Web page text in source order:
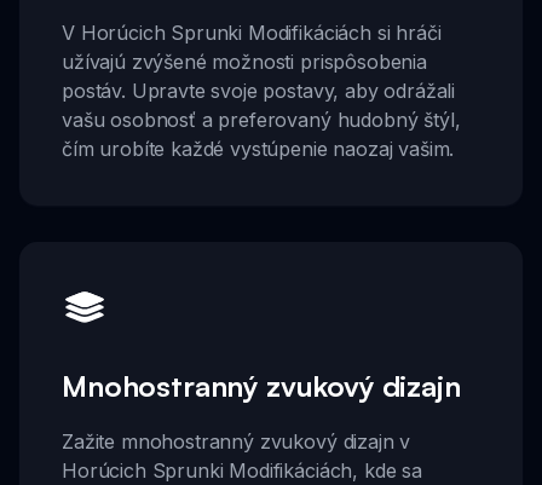
V Horúcich Sprunki Modifikáciách si hráči
užívajú zvýšené možnosti prispôsobenia
postáv. Upravte svoje postavy, aby odrážali
vašu osobnosť a preferovaný hudobný štýl,
čím urobíte každé vystúpenie naozaj vašim.
Mnohostranný zvukový dizajn
Zažite mnohostranný zvukový dizajn v
Horúcich Sprunki Modifikáciách, kde sa